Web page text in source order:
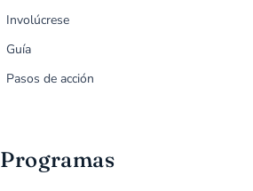
Involúcrese
Guía
Pasos de acción
Programas